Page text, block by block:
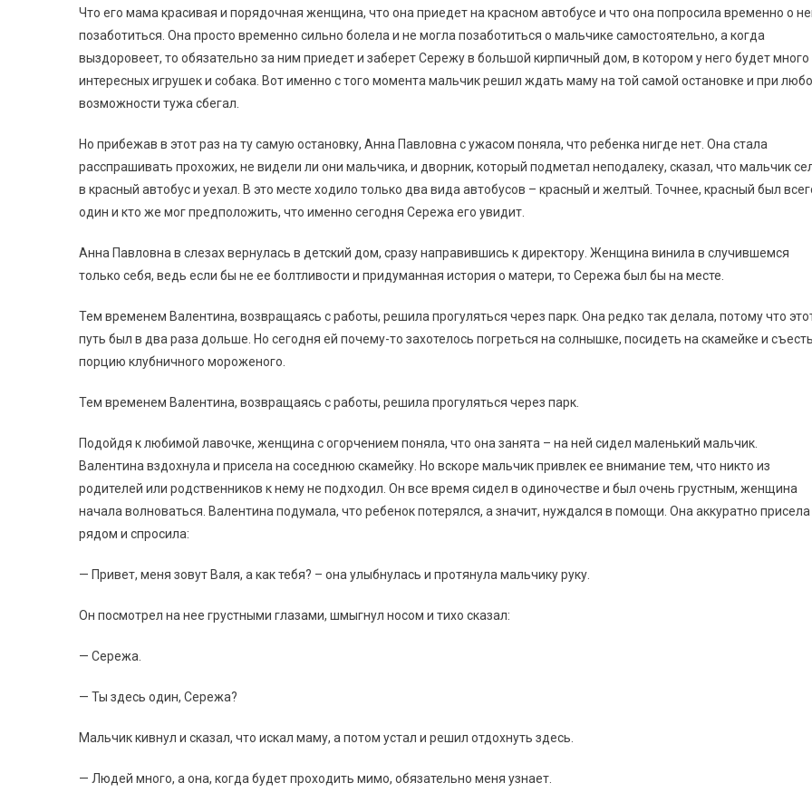
Что его мама красивая и порядочная женщина, что она приедет на красном автобусе и что она попросила временно о
позаботиться. Она просто временно сильно болела и не могла позаботиться о мальчике самостоятельно, а когда
выздоровеет, то обязательно за ним приедет и заберет Сережу в большой кирпичный дом, в котором у него будет много
интересных игрушек и собака. Вот именно с того момента мальчик решил ждать маму на той самой остановке и при
возможности тужа сбегал.
Но прибежав в этот раз на ту самую остановку, Анна Павловна с ужасом поняла, что ребенка нигде нет. Она стала
расспрашивать прохожих, не видели ли они мальчика, и дворник, который подметал неподалеку, сказал, что мальчик
в красный автобус и уехал. В это месте ходило только два вида автобусов – красный и желтый. Точнее, красный был
один и кто же мог предположить, что именно сегодня Сережа его увидит.
Анна Павловна в слезах вернулась в детский дом, сразу направившись к директору. Женщина винила в случившемся
только себя, ведь если бы не ее болтливости и придуманная история о матери, то Сережа был бы на месте.
Тем временем Валентина, возвращаясь с работы, решила прогуляться через парк. Она редко так делала, потому что
путь был в два раза дольше. Но сегодня ей почему-то захотелось погреться на солнышке, посидеть на скамейке и съесть
порцию клубничного мороженого.
Тем временем Валентина, возвращаясь с работы, решила прогуляться через парк.
Подойдя к любимой лавочке, женщина с огорчением поняла, что она занята – на ней сидел маленький мальчик.
Валентина вздохнула и присела на соседнюю скамейку. Но вскоре мальчик привлек ее внимание тем, что никто из
родителей или родственников к нему не подходил. Он все время сидел в одиночестве и был очень грустным, женщина
начала волноваться. Валентина подумала, что ребенок потерялся, а значит, нуждался в помощи. Она аккуратно присела
рядом и спросила:
— Привет, меня зовут Валя, а как тебя? – она улыбнулась и протянула мальчику руку.
Он посмотрел на нее грустными глазами, шмыгнул носом и тихо сказал:
— Сережа.
— Ты здесь один, Сережа?
Мальчик кивнул и сказал, что искал маму, а потом устал и решил отдохнуть здесь.
— Людей много, а она, когда будет проходить мимо, обязательно меня узнает.